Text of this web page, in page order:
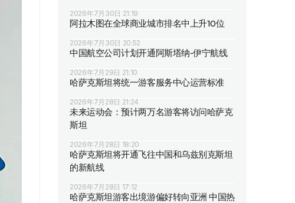
2026年7月30日 21:19
阿拉木图在全球商业城市排名中上升10位
2026年7月30日 20:52
中国航空公司计划开通阿斯塔纳-伊宁航线
2026年7月29日 21:10
哈萨克斯坦将统一游客服务中心运营标准
2026年7月28日 21:24
未来运动会：预计两万名游客将访问哈萨克
斯坦
2026年7月28日 18:20
哈萨克斯坦将开通飞往中国和乌兹别克斯坦
的新航线
2026年7月28日 17:12
哈萨克斯坦游客出境游偏好转向亚洲 中国热